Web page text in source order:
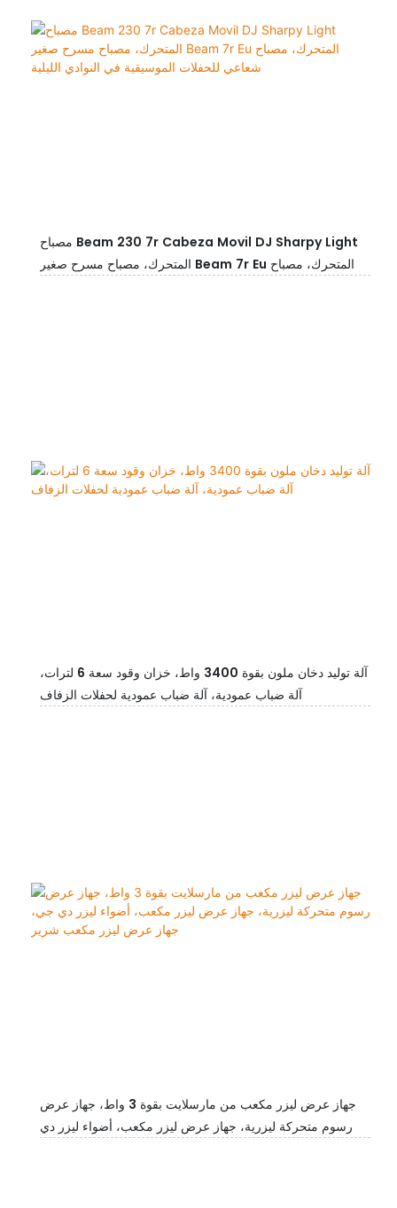
مصباح Beam 230 7r Cabeza Movil DJ Sharpy Light
المتحرك، مصباح مسرح صغير Beam 7r Eu المتحرك، مصباح
آلة توليد دخان ملون بقوة 3400 واط، خزان وقود سعة 6 لترات،
آلة ضباب عمودية، آلة ضباب عمودية لحفلات الزفاف
جهاز عرض ليزر مكعب من مارسلايت بقوة 3 واط، جهاز عرض
رسوم متحركة ليزرية، جهاز عرض ليزر مكعب، أضواء ليزر دي